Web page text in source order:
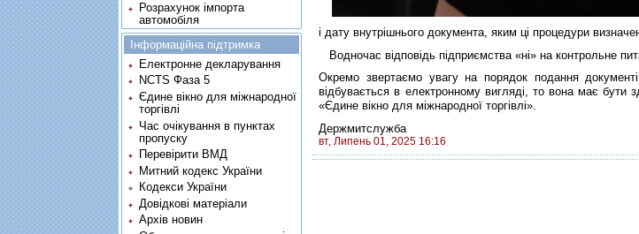
і дату внутрішнього документа, яким ці процедури
Водночас відповідь підприємства «ні» на контрольне
Окремо звертаємо увагу на порядок подання
відбувається в електронному вигляді, то вона має бути
«Єдине вікно для міжнародної торгівлі».
Держмитслужба
вт, Липень 01, 2025 16:16
Розрахунок імпорта
автомобіля
Інформаційна підтримка
Електронне декларування
NCTS Фаза 5
Єдине вікно для міжнародної
торгівлі
Час очікування в пунктах
пропуску
Перевірити ВМД
Митний кодекс України
Кодекси України
Довідкові матеріали
Архів новин